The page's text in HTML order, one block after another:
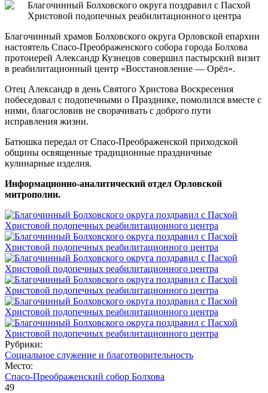
Благочинный храмов Болховского округа Орловской епархии
настоятель Спасо-Преображенского собора города Болхова
протоиерей Александр Кузнецов совершил пастырский визит
в реабилитационный центр «Восстановление — Орёл».
Отец Александр в день Святого Христова Воскресения
побеседовал с подопечными о Празднике, помолился вместе с
ними, благословив не сворачивать с доброго пути
исправления жизни.
Батюшка передал от Спасо-Преображенской приходской
общины освященные традиционные праздничные
кулинарные изделия.
Информационно-аналитический отдел Орловской
митрополии.
Рубрики:
Социальное служение и благотворительность
Место:
Спасо-Преображенский собор Болхова
49